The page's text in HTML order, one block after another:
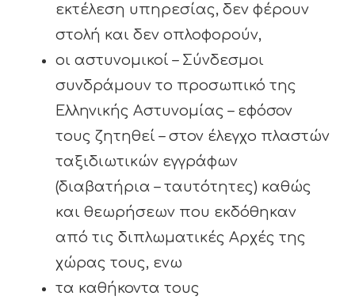
εκτέλεση υπηρεσίας, δεν φέρουν
στολή και δεν οπλοφορούν,
οι αστυνομικοί – Σύνδεσμοι
συνδράμουν το προσωπικό της
Ελληνικής Αστυνομίας – εφόσον
τους ζητηθεί – στον έλεγχο πλαστών
ταξιδιωτικών εγγράφων
(διαβατήρια – ταυτότητες) καθώς
και θεωρήσεων που εκδόθηκαν
από τις διπλωματικές Αρχές της
χώρας τους, ενω
τα καθήκοντα τους